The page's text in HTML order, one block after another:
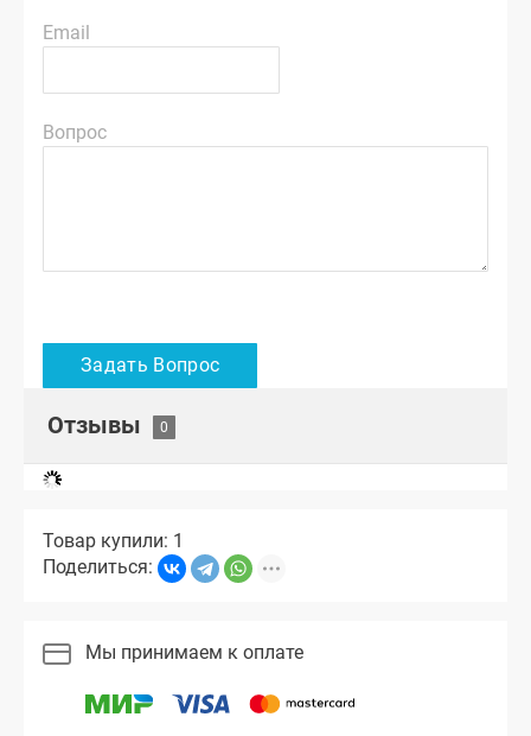
Email
Вопрос
Отзывы
Товар купили: 1
Поделиться:
Мы принимаем к оплате